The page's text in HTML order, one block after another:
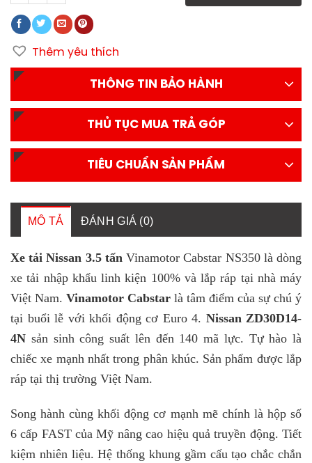
Thêm yêu thích
THÔNG TIN BẢO HÀNH
THỦ TỤC MUA TRẢ GÓP
TIÊU CHUẨN SẢN PHẨM
MÔ TẢ ĐÁNH GIÁ (0)
Xe tải Nissan 3.5 tấnVinamotor Cabstar NS350 là dòng
xe tải nhập khẩu linh kiện 100% và lắp ráp tại nhà máy
Việt Nam. Vinamotor Cabstar là tâm điểm của sự chú ý
tại buổi lễ với khối động cơ Euro 4. Nissan ZD30D14-
4N sản sinh công suất lên đến 140 mã lực. Tự hào là
chiếc xe mạnh nhất trong phân khúc. Sản phẩm được lắp
ráp tại thị trường Việt Nam.
Song hành cùng khối động cơ mạnh mẽ chính là hộp số
6 cấp FAST của Mỹ nâng cao hiệu quả truyền động. Tiết
kiệm nhiên liệu. Hệ thống khung gầm cấu tạo chắc chắn